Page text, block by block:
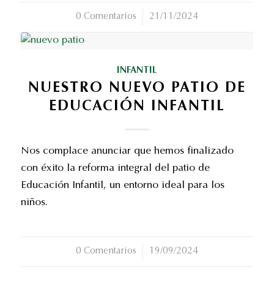
0 Comentarios
/ 21/11/2024
INFANTIL
NUESTRO NUEVO PATIO DE
EDUCACIÓN INFANTIL
Nos complace anunciar que hemos finalizado
con éxito la reforma integral del patio de
Educación Infantil, un entorno ideal para los
niños.
0 Comentarios
/ 19/09/2024